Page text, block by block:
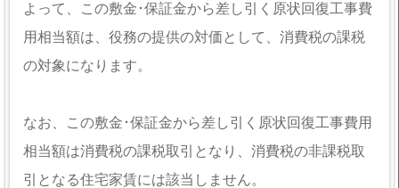
よって、この敷金･保証金から差し引く原状回復工事費
用相当額は、役務の提供の対価として、消費税の課税
の対象になります。
なお、この敷金･保証金から差し引く原状回復工事費用
相当額は消費税の課税取引となり、消費税の非課税取
引となる住宅家賃には該当しません。